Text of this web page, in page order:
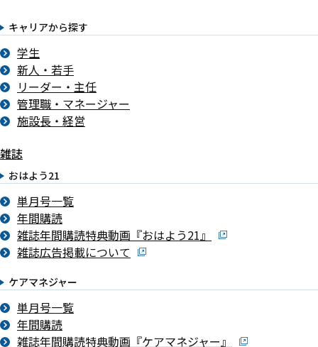
キャリアから探す
学生
新人・若手
リーダー・主任
管理職・マネージャー
施設長・経営
雑誌
おはよう21
単月号一覧
年間購読
雑誌年間購読特典動画『おはよう21』
雑誌広告掲載について
ケアマネジャー
単月号一覧
年間購読
雑誌年間購読特典動画『ケアマネジャー』